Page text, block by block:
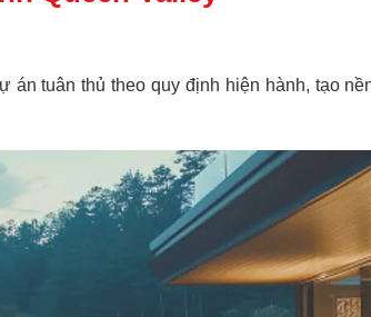
tuân thủ theo quy định hiện hành, tạo